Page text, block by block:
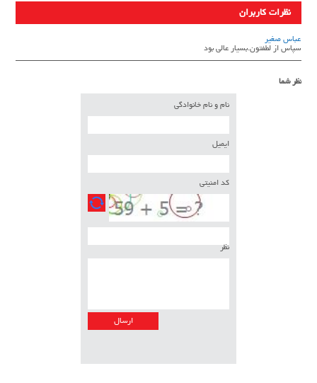
نظرات کاربران
عباس صغیر
سپاس از لطفتون.بسیار عالی بود
نظر شما
نام و نام خانوادگی
ایمیل
کد امنیتی
نظر